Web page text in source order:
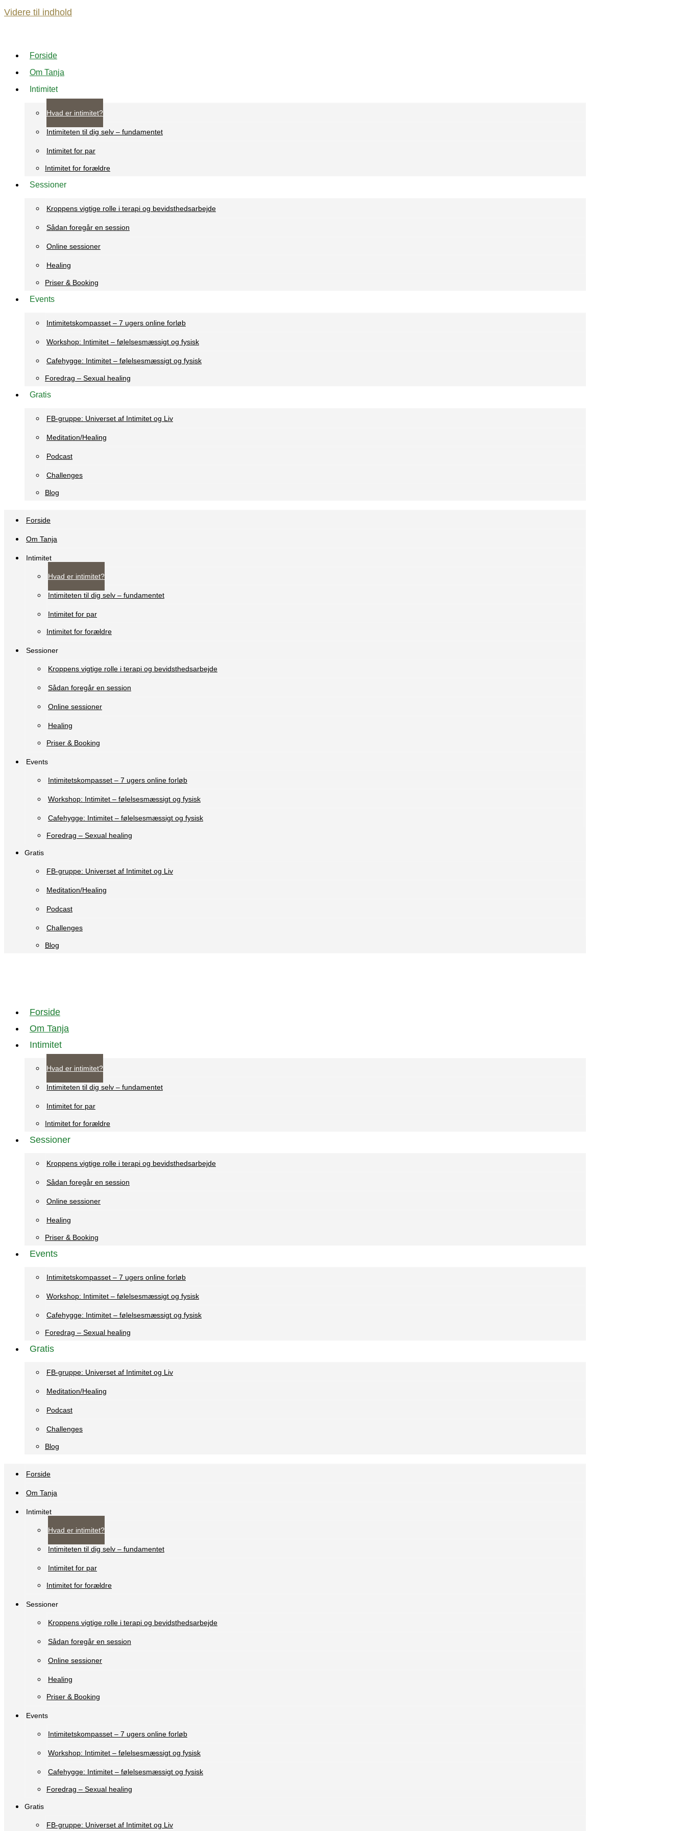
Videre til indhold
Forside
Om Tanja
Intimitet
Hvad er intimitet?
Intimiteten til dig selv – fundamentet
Intimitet for par
Intimitet for forældre
Sessioner
Kroppens vigtige rolle i terapi og bevidsthedsarbejde
Sådan foregår en session
Online sessioner
Healing
Priser & Booking
Events
Intimitetskompasset – 7 ugers online forløb
Workshop: Intimitet – følelsesmæssigt og fysisk
Cafehygge: Intimitet – følelsesmæssigt og fysisk
Foredrag – Sexual healing
Gratis
FB-gruppe: Universet af Intimitet og Liv
Meditation/Healing
Podcast
Challenges
Blog
Forside
Om Tanja
Intimitet
Hvad er intimitet?
Intimiteten til dig selv – fundamentet
Intimitet for par
Intimitet for forældre
Sessioner
Kroppens vigtige rolle i terapi og bevidsthedsarbejde
Sådan foregår en session
Online sessioner
Healing
Priser & Booking
Events
Intimitetskompasset – 7 ugers online forløb
Workshop: Intimitet – følelsesmæssigt og fysisk
Cafehygge: Intimitet – følelsesmæssigt og fysisk
Foredrag – Sexual healing
Gratis
FB-gruppe: Universet af Intimitet og Liv
Meditation/Healing
Podcast
Challenges
Blog
Forside
Om Tanja
Intimitet
Hvad er intimitet?
Intimiteten til dig selv – fundamentet
Intimitet for par
Intimitet for forældre
Sessioner
Kroppens vigtige rolle i terapi og bevidsthedsarbejde
Sådan foregår en session
Online sessioner
Healing
Priser & Booking
Events
Intimitetskompasset – 7 ugers online forløb
Workshop: Intimitet – følelsesmæssigt og fysisk
Cafehygge: Intimitet – følelsesmæssigt og fysisk
Foredrag – Sexual healing
Gratis
FB-gruppe: Universet af Intimitet og Liv
Meditation/Healing
Podcast
Challenges
Blog
Forside
Om Tanja
Intimitet
Hvad er intimitet?
Intimiteten til dig selv – fundamentet
Intimitet for par
Intimitet for forældre
Sessioner
Kroppens vigtige rolle i terapi og bevidsthedsarbejde
Sådan foregår en session
Online sessioner
Healing
Priser & Booking
Events
Intimitetskompasset – 7 ugers online forløb
Workshop: Intimitet – følelsesmæssigt og fysisk
Cafehygge: Intimitet – følelsesmæssigt og fysisk
Foredrag – Sexual healing
Gratis
FB-gruppe: Universet af Intimitet og Liv